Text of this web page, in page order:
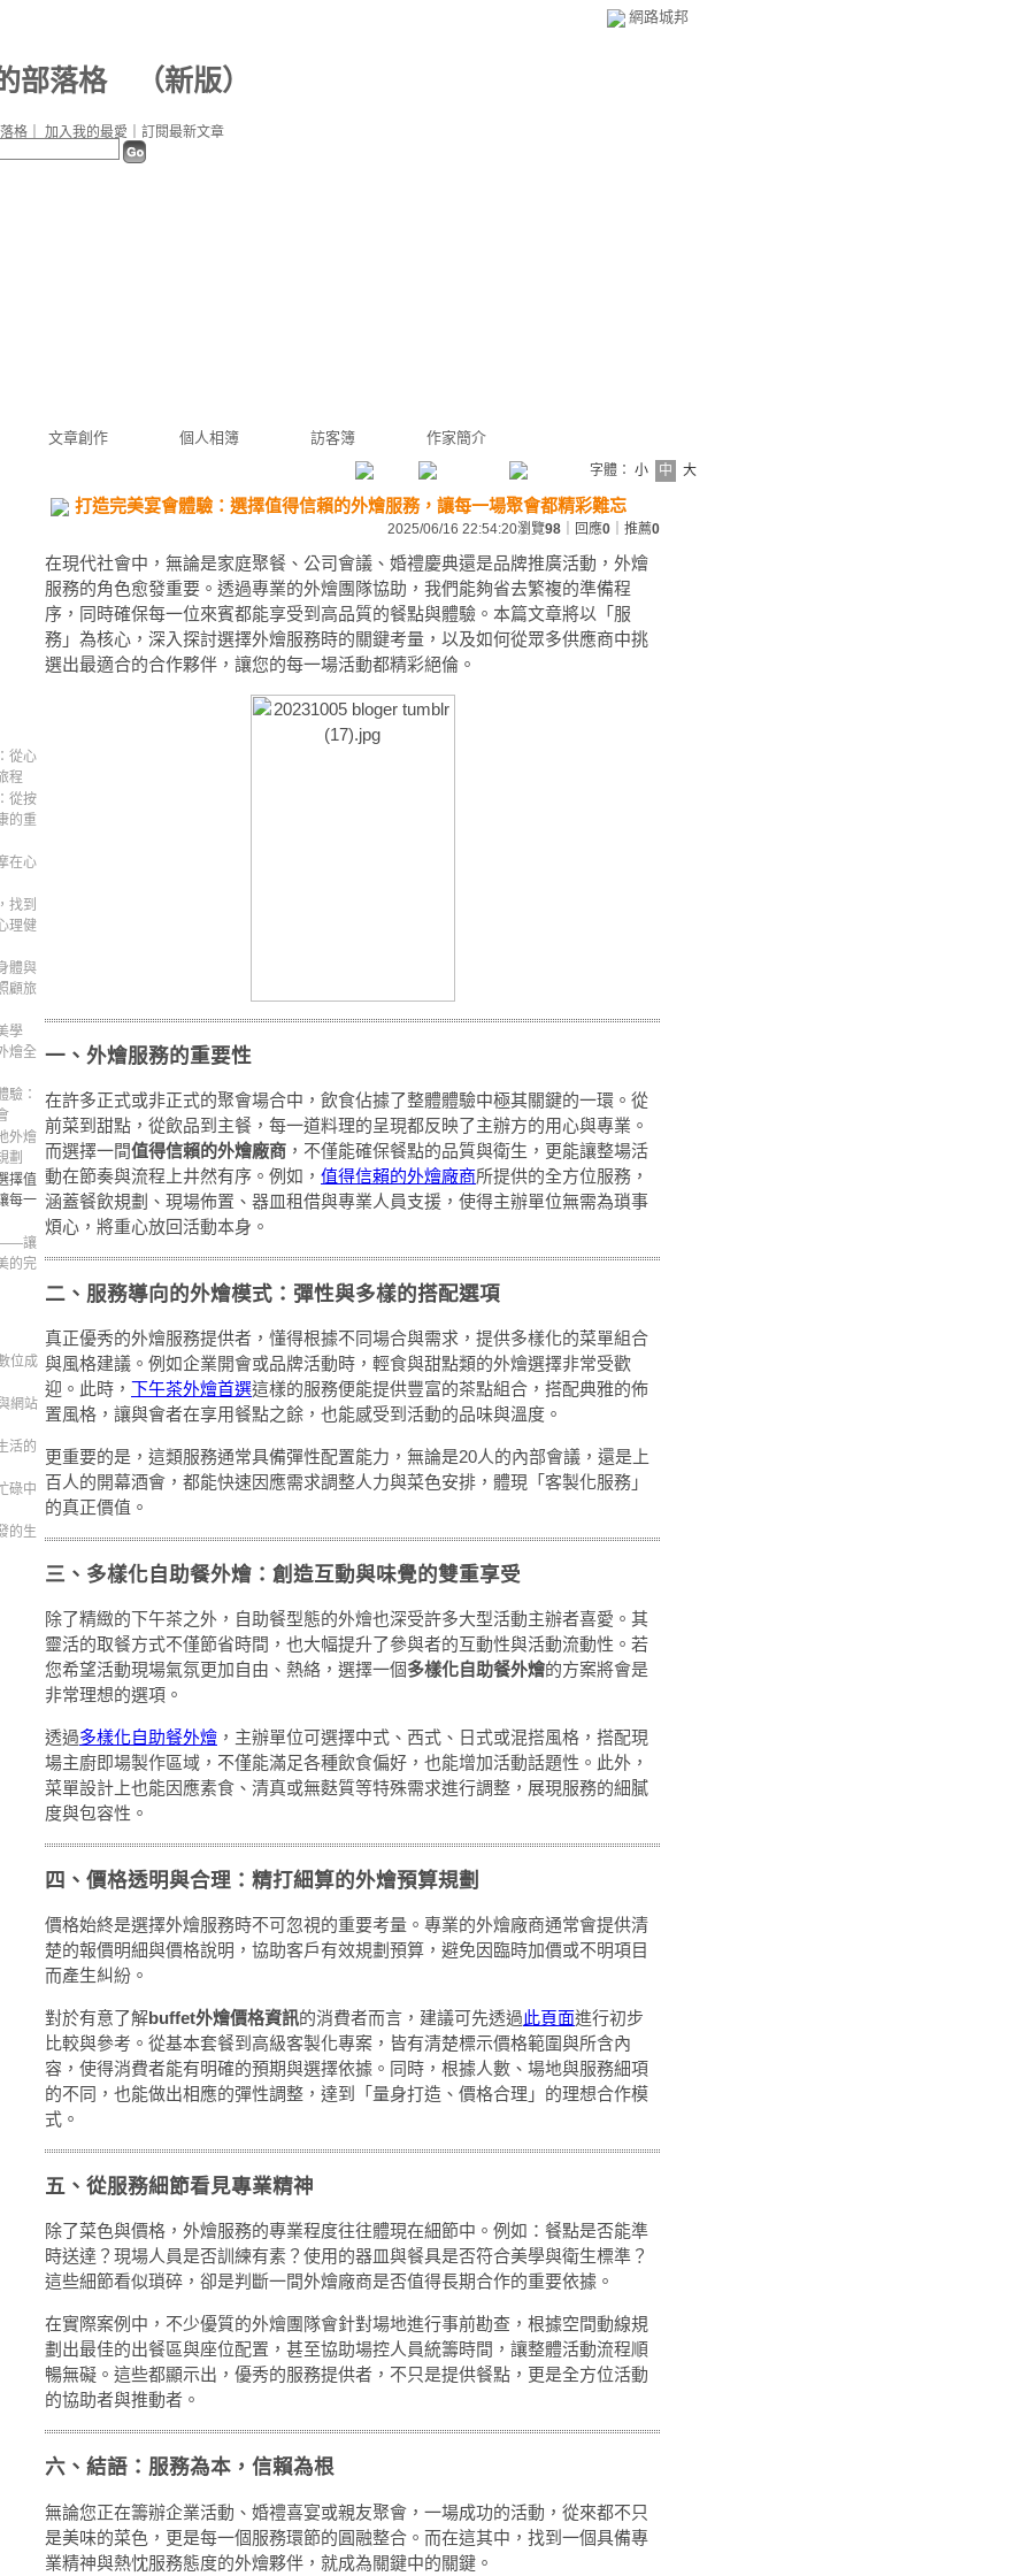
網路城邦
部落格（新版）
文章創作 個人相簿 訪客簿 作家簡介
格 加入我的最愛 訂閱最新文章
從心
程
從按
的重
在心
找到
理健
體與
顧旅
學
燴全
驗：
外燴
劃
擇值
每一
——讓
的完
位成
網站
活的
碌中
的生
字體： 小 中 大
打造完美宴會體驗：選擇值得信賴的外燴服務，讓每一場聚會都精彩難忘
2025/06/16 22:54:20瀏覽98 ｜回應0 ｜推薦0
在現代社會中，無論是家庭聚餐、公司會議、婚禮慶典還是品牌推廣活動，外燴
服務的角色愈發重要。透過專業的外燴團隊協助，我們能夠省去繁複的準備程
序，同時確保每一位來賓都能享受到高品質的餐點與體驗。本篇文章將以「服
務」為核心，深入探討選擇外燴服務時的關鍵考量，以及如何從眾多供應商中挑
選出最適合的合作夥伴，讓您的每一場活動都精彩絕倫。
一、外燴服務的重要性
在許多正式或非正式的聚會場合中，飲食佔據了整體體驗中極其關鍵的一環。從
前菜到甜點，從飲品到主餐，每一道料理的呈現都反映了主辦方的用心與專業。
而選擇一間值得信賴的外燴廠商 ，不僅能確保餐點的品質與衛生，更能讓整場活
動在節奏與流程上井然有序。例如， 值得信賴的外燴廠商所提供的全方位服務，
涵蓋餐飲規劃、現場佈置、器皿租借與專業人員支援，使得主辦單位無需為瑣事
煩心，將重心放回活動本身。
二、服務導向的外燴模式：彈性與多樣的搭配選項
真正優秀的外燴服務提供者，懂得根據不同場合與需求，提供多樣化的菜單組合
與風格建議。例如企業開會或品牌活動時，輕食與甜點類的外燴選擇非常受歡
迎。此時， 下午茶外燴首選這樣的服務便能提供豐富的茶點組合，搭配典雅的佈
置風格，讓與會者在享用餐點之餘，也能感受到活動的品味與溫度。
更重要的是，這類服務通常具備彈性配置能力，無論是20人的內部會議，還是上
百人的開幕酒會，都能快速因應需求調整人力與菜色安排，體現「客製化服務」
的真正價值。
三、多樣化自助餐外燴：創造互動與味覺的雙重享受
除了精緻的下午茶之外，自助餐型態的外燴也深受許多大型活動主辦者喜愛。其
靈活的取餐方式不僅節省時間，也大幅提升了參與者的互動性與活動流動性。若
您希望活動現場氣氛更加自由、熱絡，選擇一個多樣化自助餐外燴的方案將會是
非常理想的選項。
透過多樣化自助餐外燴 ，主辦單位可選擇中式、西式、日式或混搭風格，搭配現
場主廚即場製作區域，不僅能滿足各種飲食偏好，也能增加活動話題性。此外，
菜單設計上也能因應素食、清真或無麩質等特殊需求進行調整，展現服務的細膩
度與包容性。
四、價格透明與合理：精打細算的外燴預算規劃
價格始終是選擇外燴服務時不可忽視的重要考量。專業的外燴廠商通常會提供清
楚的報價明細與價格說明，協助客戶有效規劃預算，避免因臨時加價或不明項目
而產生糾紛。
對於有意了解buffet外燴價格資訊的消費者而言，建議可先透過此頁面進行初步
比較與參考。從基本套餐到高級客製化專案，皆有清楚標示價格範圍與所含內
容，使得消費者能有明確的預期與選擇依據。同時，根據人數、場地與服務細項
的不同，也能做出相應的彈性調整，達到「量身打造、價格合理」的理想合作模
式。
五、從服務細節看見專業精神
除了菜色與價格，外燴服務的專業程度往往體現在細節中。例如：餐點是否能準
時送達？現場人員是否訓練有素？使用的器皿與餐具是否符合美學與衛生標準？
這些細節看似瑣碎，卻是判斷一間外燴廠商是否值得長期合作的重要依據。
在實際案例中，不少優質的外燴團隊會針對場地進行事前勘查，根據空間動線規
劃出最佳的出餐區與座位配置，甚至協助場控人員統籌時間，讓整體活動流程順
暢無礙。這些都顯示出，優秀的服務提供者，不只是提供餐點，更是全方位活動
的協助者與推動者。
六、結語：服務為本，信賴為根
無論您正在籌辦企業活動、婚禮喜宴或親友聚會，一場成功的活動，從來都不只
是美味的菜色，更是每一個服務環節的圓融整合。而在這其中，找到一個具備專
業精神與熱忱服務態度的外燴夥伴，就成為關鍵中的關鍵。